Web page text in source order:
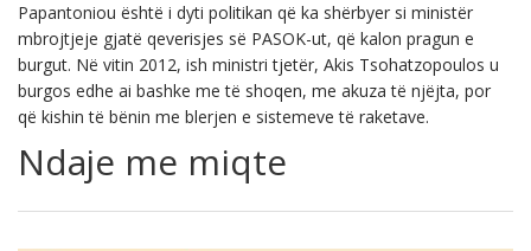
Papantoniou është i dyti politikan që ka shërbyer si ministër
mbrojtjeje gjatë qeverisjes së PASOK-ut, që kalon pragun e
burgut. Në vitin 2012, ish ministri tjetër, Akis Tsohatzopoulos u
burgos edhe ai bashke me të shoqen, me akuza të njëjta, por
që kishin të bënin me blerjen e sistemeve të raketave.
Ndaje me miqte